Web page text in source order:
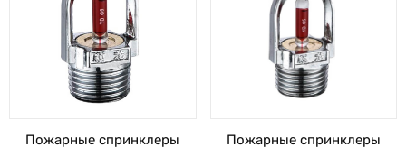
Пожарные спринклеры
Пожарные спринклеры